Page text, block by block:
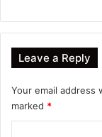
Leave a Reply
Your email address
marked *